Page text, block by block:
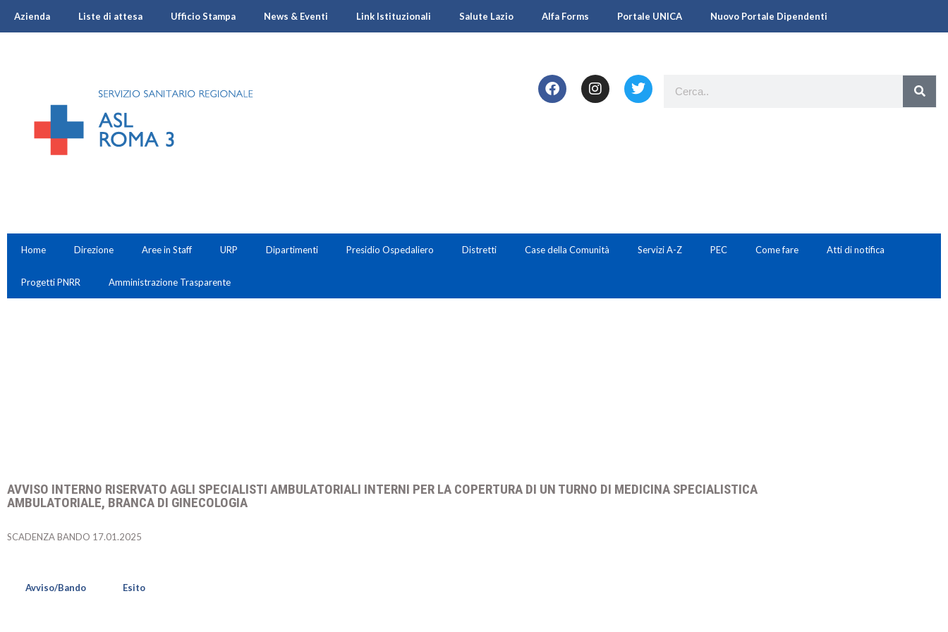
Azienda Liste di attesa Ufficio Stampa News & Eventi Link Istituzionali Salute Lazio Alfa Forms Portale UNICA Nuovo Portale Dipendenti
Home Direzione Aree in Staff URP Dipartimenti Presidio Ospedaliero Distretti Case della Comunità Servizi A-Z PEC Come fare Atti di notifica
Progetti PNRR Amministrazione Trasparente
AVVISO INTERNO RISERVATO AGLI SPECIALISTI AMBULATORIALI INTERNI PER LA COPERTURA DI UN TURNO DI MEDICINA SPECIALISTICA
AMBULATORIALE, BRANCA DI GINECOLOGIA
SCADENZA BANDO 17.01.2025
Avviso/Bando Esito